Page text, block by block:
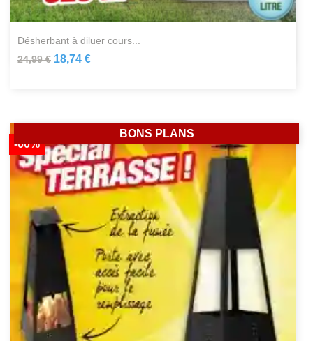
désherbant à diluer cours...
24,99 € 18,74 €
-60%
BONS PLANS